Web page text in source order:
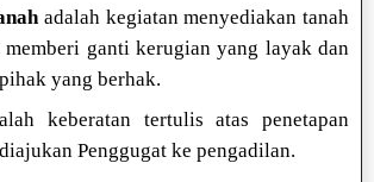
adalah kegiatan menyediakan tanah
memberi ganti kerugian yang layak dan
yang berhak.
keberatan tertulis atas penetapan
Penggugat ke pengadilan.